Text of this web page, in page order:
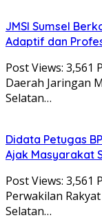
JMSI Sumsel
Adaptif dan
Post Views: 3,561
Daerah Jaringan
Selatan…
Didata Petugas
Ajak Masyarakat
Post Views: 3,561
Perwakilan
Selatan…